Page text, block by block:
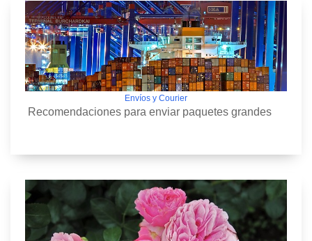
Envíos y Courier
Recomendaciones para enviar paquetes grandes